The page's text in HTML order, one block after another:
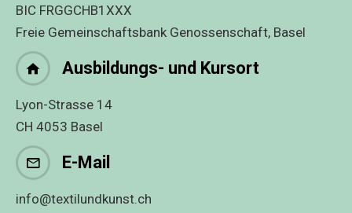
BIC FRGGCHB1XXX
Freie Gemeinschaftsbank Genossenschaft, Basel
Ausbildungs- und Kursort
Lyon-Strasse 14
CH 4053 Basel
E-Mail
info@textilundkunst.ch